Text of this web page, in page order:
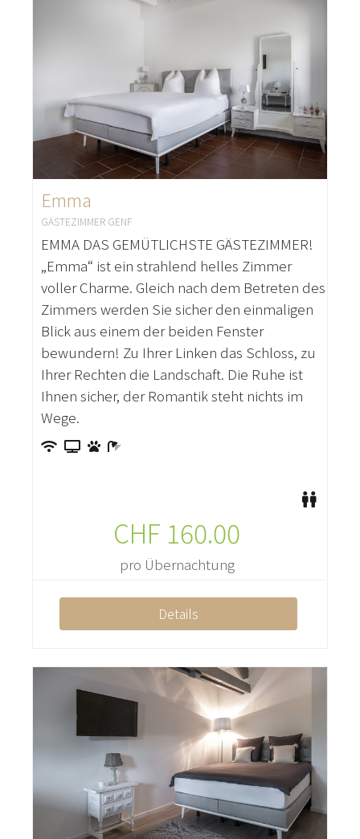
Emma
GÄSTEZIMMER GENF
EMMA DAS GEMÜTLICHSTE GÄSTEZIMMER!
„Emma“ ist ein strahlend helles Zimmer
voller Charme. Gleich nach dem Betreten des
Zimmers werden Sie sicher den einmaligen
Blick aus einem der beiden Fenster
bewundern! Zu Ihrer Linken das Schloss, zu
Ihrer Rechten die Landschaft. Die Ruhe ist
Ihnen sicher, der Romantik steht nichts im
Wege.
CHF 160.00
pro Übernachtung
Details